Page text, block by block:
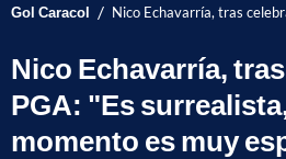
Gol Caracol / Nico Echavarría, tras
Nico Echavarría,
PGA: "Es
momento es muy